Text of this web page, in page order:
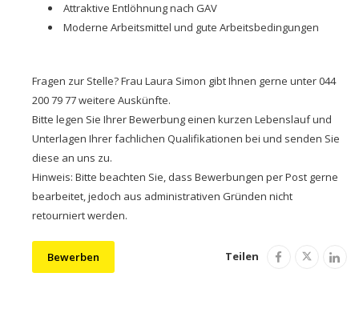
Attraktive Entlöhnung nach GAV
Moderne Arbeitsmittel und gute Arbeitsbedingungen
Fragen zur Stelle? Frau Laura Simon gibt Ihnen gerne unter 044
200 79 77 weitere Auskünfte.
Bitte legen Sie Ihrer Bewerbung einen kurzen Lebenslauf und
Unterlagen Ihrer fachlichen Qualifikationen bei und senden Sie
diese an uns zu.
Hinweis: Bitte beachten Sie, dass Bewerbungen per Post gerne
bearbeitet, jedoch aus administrativen Gründen nicht
retourniert werden.
Bewerben Teilen